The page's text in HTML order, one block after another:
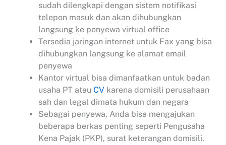
sudah dilengkapi dengan sistem notifikasi
telepon masuk dan akan dihubungkan
langsung ke penyewa virtual office
Tersedia jaringan internet untuk Fax yang bisa
dihubungkan langsung ke alamat email
penyewa
Kantor virtual bisa dimanfaatkan untuk badan
usaha PT atau CVkarena domisili perusahaan
sah dan legal dimata hukum dan negara
Sebagai penyewa, Anda bisa mengajukan
beberapa berkas penting seperti Pengusaha
Kena Pajak (PKP), surat keterangan domisili,